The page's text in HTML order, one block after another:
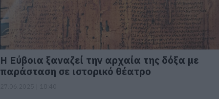
Η Εύβοια ξαναζεί την αρχαία της δόξα με
παράσταση σε ιστορικό θέατρο